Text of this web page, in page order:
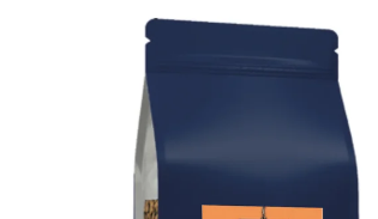
hvězdiček.